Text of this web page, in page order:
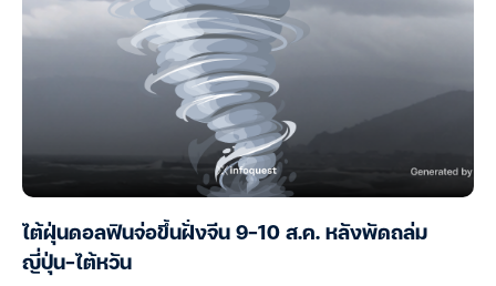
ไต้ฝุ่นดอลฟินจ่อขึ้นฝั่งจีน 9-10 ส.ค. หลังพัดถล่ม
ญี่ปุ่น-ไต้หวัน